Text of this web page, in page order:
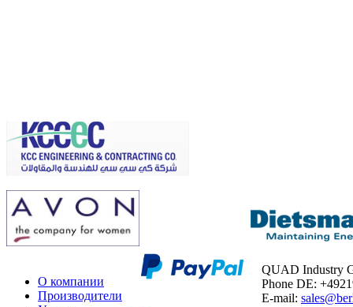
О компании
Производители
QUAD Industry
Phone DE:
E-mail: